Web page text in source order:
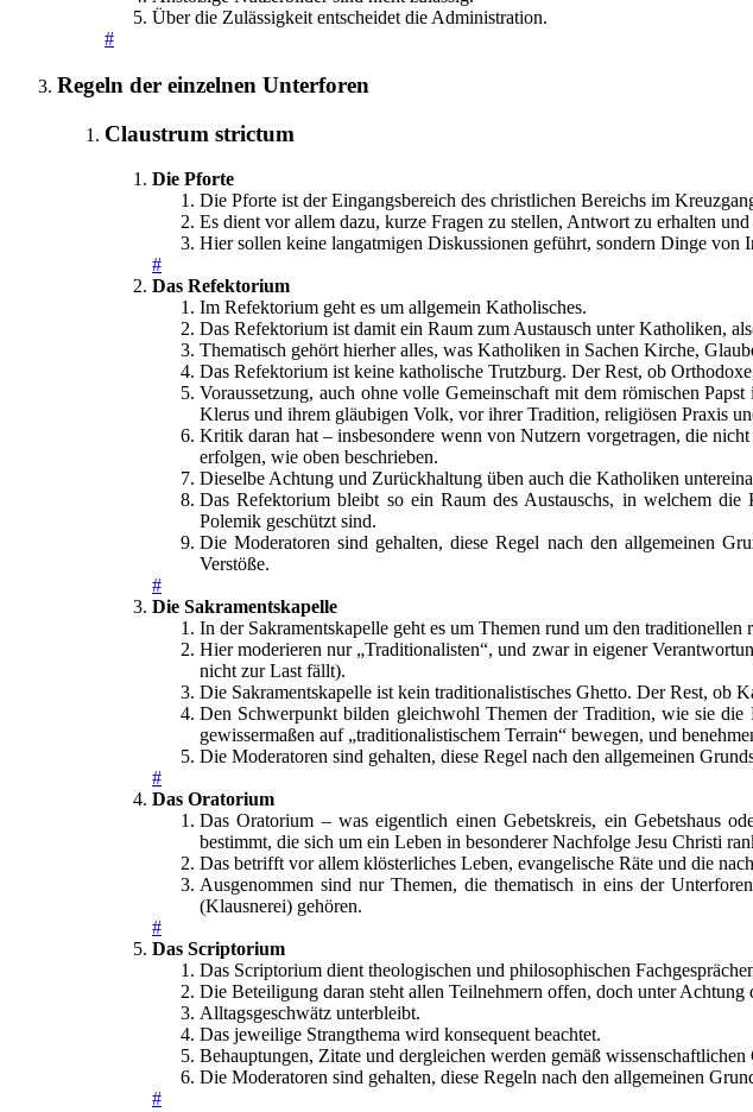
Über die Zulässigkeit entscheidet die Administration.
#
Regeln der einzelnen Unterforen
Claustrum strictum
Die Pforte
Die Pforte ist der Eingangsbereich des christlichen Bereichs im
Es dient vor allem dazu, kurze Fragen zu stellen, Antwort zu erhalten
Hier sollen keine langatmigen Diskussionen geführt, sondern Dinge von
#
Das Refektorium
Im Refektorium geht es um allgemein Katholisches.
Das Refektorium ist damit ein Raum zum Austausch unter Katholiken,
Thematisch gehört hierher alles, was Katholiken in Sachen Kirche,
Das Refektorium ist keine katholische Trutzburg. Der Rest, ob
Voraussetzung, auch ohne volle Gemeinschaft mit dem römischen
Klerus und ihrem gläubigen Volk, vor ihrer Tradition, religiösen Praxis
Kritik daran hat – insbesondere wenn von Nutzern vorgetragen, die
erfolgen, wie oben beschrieben.
Dieselbe Achtung und Zurückhaltung üben auch die Katholiken
Das Refektorium bleibt so ein Raum des Austauschs, in welchem
Polemik geschützt sind.
Die Moderatoren sind gehalten, diese Regel nach den allgemeinen
Verstöße.
#
Die Sakramentskapelle
In der Sakramentskapelle geht es um Themen rund um den
Hier moderieren nur „Traditionalisten“, und zwar in eigener
nicht zur Last fällt).
Die Sakramentskapelle ist kein traditionalistisches Ghetto. Der Rest, ob
Den Schwerpunkt bilden gleichwohl Themen der Tradition, wie sie die
gewissermaßen auf „traditionalistischem Terrain“ bewegen, und
Die Moderatoren sind gehalten, diese Regel nach den allgemeinen
#
Das Oratorium
Das Oratorium – was eigentlich einen Gebetskreis, ein Gebetshaus
bestimmt, die sich um ein Leben in besonderer Nachfolge Jesu Christi
Das betrifft vor allem klösterliches Leben, evangelische Räte und die
Ausgenommen sind nur Themen, die thematisch in eins der
(Klausnerei) gehören.
#
Das Scriptorium
Das Scriptorium dient theologischen und philosophischen
Die Beteiligung daran steht allen Teilnehmern offen, doch unter Achtung
Alltagsgeschwätz unterbleibt.
Das jeweilige Strangthema wird konsequent beachtet.
Behauptungen, Zitate und dergleichen werden gemäß wissenschaftlichen
Die Moderatoren sind gehalten, diese Regeln nach den allgemeinen
#